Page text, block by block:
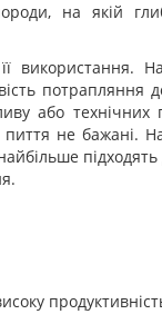
на якій
використання.
потрапляння
або
не бажані.